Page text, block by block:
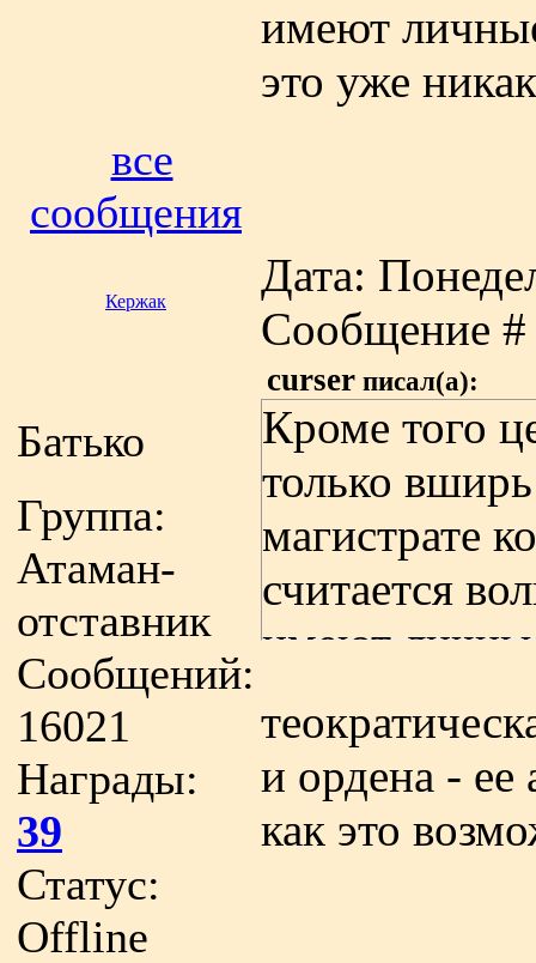
имеют
это уже
все
сообщения
Кержак
Дата:
Сообщение
Батько
Группа:
Атаман-
отставник
Сообщений:
16021
Награды:
39
Статус:
Offline
curser писал(а):
Кроме того
только
магистрате
считается
имеют
и ордена - ее
как это